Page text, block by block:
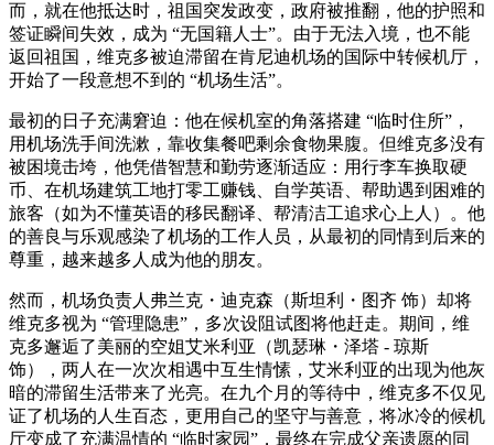
而，就在他抵达时，祖国突发政变，政府被推翻，他的护照和
签证瞬间失效，成为 “无国籍人士”。由于无法入境，也不能
返回祖国，维克多被迫滞留在肯尼迪机场的国际中转候机厅，
开始了一段意想不到的 “机场生活”。
最初的日子充满窘迫：他在候机室的角落搭建 “临时住所”，
用机场洗手间洗漱，靠收集餐吧剩余食物果腹。但维克多没有
被困境击垮，他凭借智慧和勤劳逐渐适应：用行李车换取硬
币、在机场建筑工地打零工赚钱、自学英语、帮助遇到困难的
旅客（如为不懂英语的移民翻译、帮清洁工追求心上人）。他
的善良与乐观感染了机场的工作人员，从最初的同情到后来的
尊重，越来越多人成为他的朋友。
然而，机场负责人弗兰克・迪克森（斯坦利・图齐 饰）却将
维克多视为 “管理隐患”，多次设阻试图将他赶走。期间，维
克多邂逅了美丽的空姐艾米利亚（凯瑟琳・泽塔 - 琼斯
饰），两人在一次次相遇中互生情愫，艾米利亚的出现为他灰
暗的滞留生活带来了光亮。在九个月的等待中，维克多不仅见
证了机场的人生百态，更用自己的坚守与善意，将冰冷的候机
厅变成了充满温情的 “临时家园”，最终在完成父亲遗愿的同